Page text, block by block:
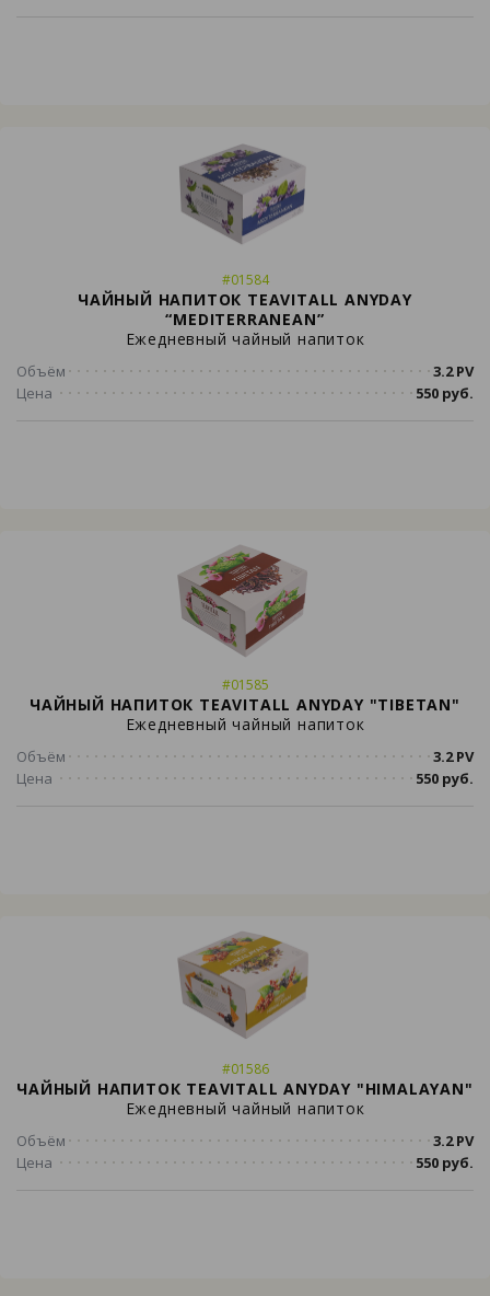
#01584
ЧАЙНЫЙ НАПИТОК TEAVITALL ANYDAY
“MEDITERRANEAN”
Ежедневный чайный напиток
Объём
3.2 PV
Цена
550 руб.
#01585
ЧАЙНЫЙ НАПИТОК TEAVITALL ANYDAY "TIBETAN"
Ежедневный чайный напиток
Объём
3.2 PV
Цена
550 руб.
#01586
ЧАЙНЫЙ НАПИТОК TEAVITALL ANYDAY "HIMALAYAN"
Ежедневный чайный напиток
Объём
3.2 PV
Цена
550 руб.